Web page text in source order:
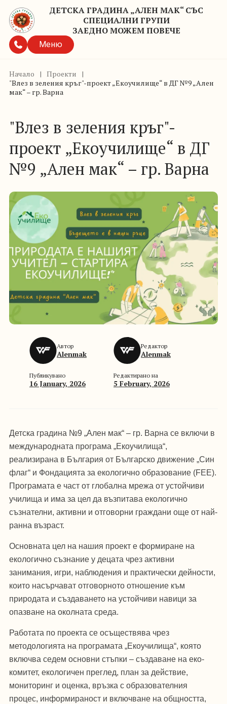
ДЕТСКА ГРАДИНА „АЛЕН МАК“ СЪС
СПЕЦИАЛНИ ГРУПИ
ЗАЕДНО МОЖЕМ ПОВЕЧЕ
Меню
Начало | Проекти
|
"Влез в зеления кръг"-проект „Екоучилище“ в ДГ №9 „Ален
мак“ – гр. Варна
"Влез в зеления кръг"-
проект „Екоучилище“ в ДГ
№9 „Ален мак“ – гр. Варна
Автор
Alenmak
Редактор
Alenmak
Публикувано
16 January, 2026
Редактирано на
5 February, 2026
Детска градина №9 „Ален мак“ – гр. Варна се включи в
международната програма „Екоучилища“,
реализирана в България от Българско движение „Син
флаг“ и Фондацията за екологично образование (FEE).
Програмата е част от глобална мрежа от устойчиви
училища и има за цел да възпитава екологично
съзнателни, активни и отговорни граждани още от най-
ранна възраст.
Основната цел на нашия проект е формиране на
екологично съзнание у децата чрез активни
занимания, игри, наблюдения и практически дейности,
които насърчават отговорното отношение към
природата и създаването на устойчиви навици за
опазване на околната среда.
Работата по проекта се осъществява чрез
методологията на програмата „Екоучилища“, която
включва седем основни стъпки – създаване на еко-
комитет, екологичен преглед, план за действие,
мониторинг и оценка, връзка с образователния
процес, информираност и включване на общността,